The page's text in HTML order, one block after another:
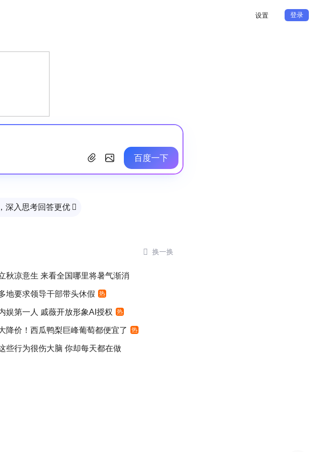
设置 登录
百度一下
深入思考回答更优 
 换一换
秋凉意生 来看全国哪里将暑气渐消
地要求领导干部带头休假 热
娱第一人 戚薇开放形象AI授权 热
降价！西瓜鸭梨巨峰葡萄都便宜了 热
些行为很伤大脑 你却每天都在做